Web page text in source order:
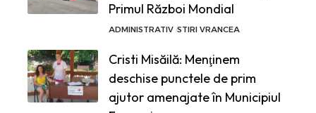
Primul Război Mondial
ADMINISTRATIV STIRI VRANCEA
Cristi Misăilă: Menţinem
deschise punctele de prim
ajutor amenajate în Municipiul